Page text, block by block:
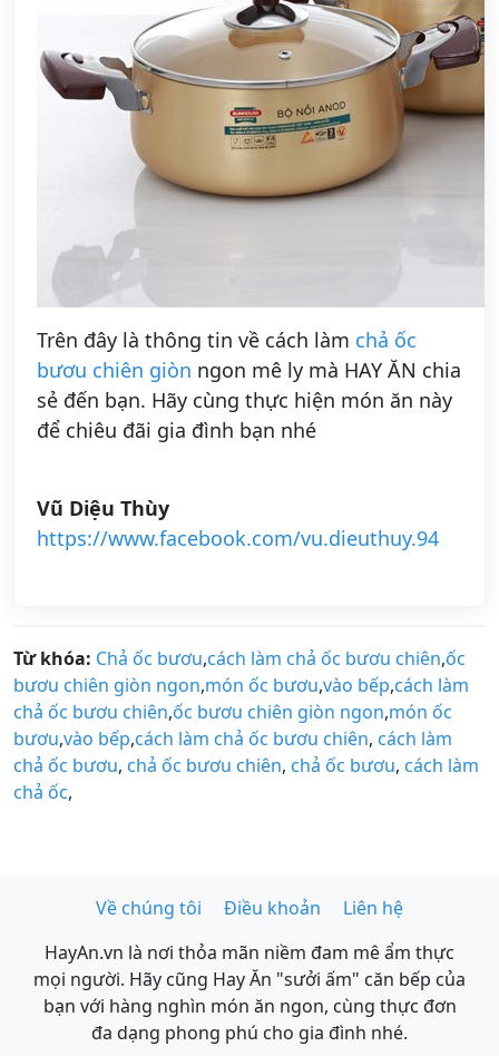
Trên đây là thông tin về cách làm chả ốc
bươu chiên giòn ngon mê ly mà HAY ĂN chia
sẻ đến bạn. Hãy cùng thực hiện món ăn này
để chiêu đãi gia đình bạn nhé
Vũ Diệu Thùy
https://www.facebook.com/vu.dieuthuy.94
Từ khóa: Chả ốc bươu,cách làm chả ốc bươu chiên,ốc
bươu chiên giòn ngon,món ốc bươu,vào bếp,cách làm
chả ốc bươu chiên,ốc bươu chiên giòn ngon,món ốc
bươu,vào bếp,cách làm chả ốc bươu chiên, cách làm
chả ốc bươu, chả ốc bươu chiên, chả ốc bươu, cách làm
chả ốc,
Về chúng tôi Điều khoản
Liên hệ
HayAn.vn là nơi thỏa mãn niềm đam mê ẩm thực
mọi người. Hãy cũng Hay Ăn "sưởi ấm" căn bếp của
bạn với hàng nghìn món ăn ngon, cùng thực đơn
đa dạng phong phú cho gia đình nhé.